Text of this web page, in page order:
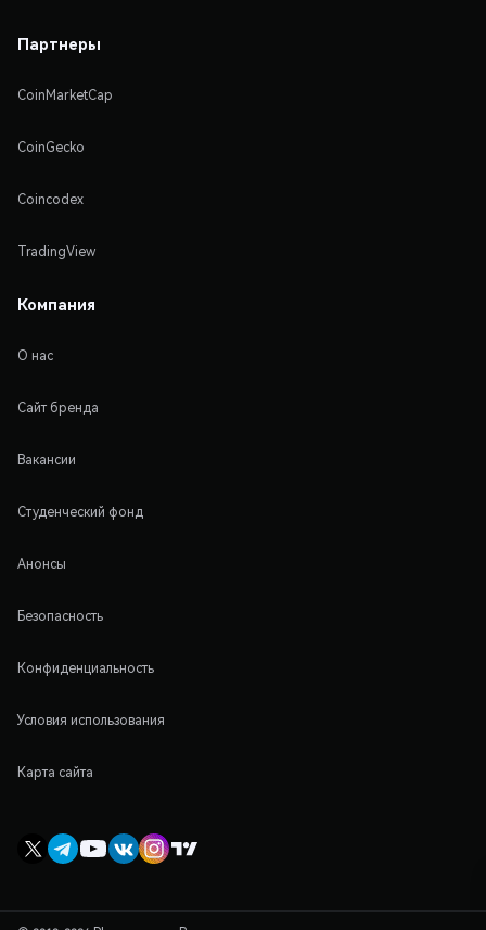
Партнеры
CoinMarketCap
CoinGecko
Coincodex
TradingView
Компания
О нас
Сайт бренда
Вакансии
Студенческий фонд
Анонсы
Безопасность
Конфиденциальность
Условия использования
Карта сайта